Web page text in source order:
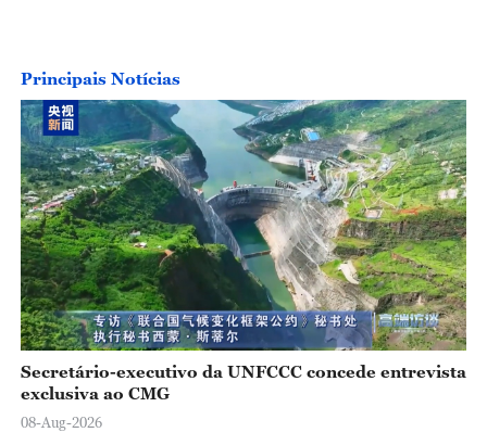
a
y
V
i
d
e
o
Principais Notícias
Secretário-executivo da UNFCCC concede entrevista
exclusiva ao CMG
08-Aug-2026